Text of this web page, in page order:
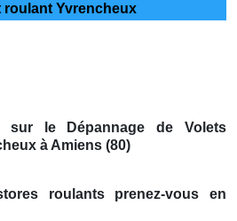
roulant Yvrencheux
sur le Dépannage de Volets
à Amiens (80)
roulants prenez-vous en